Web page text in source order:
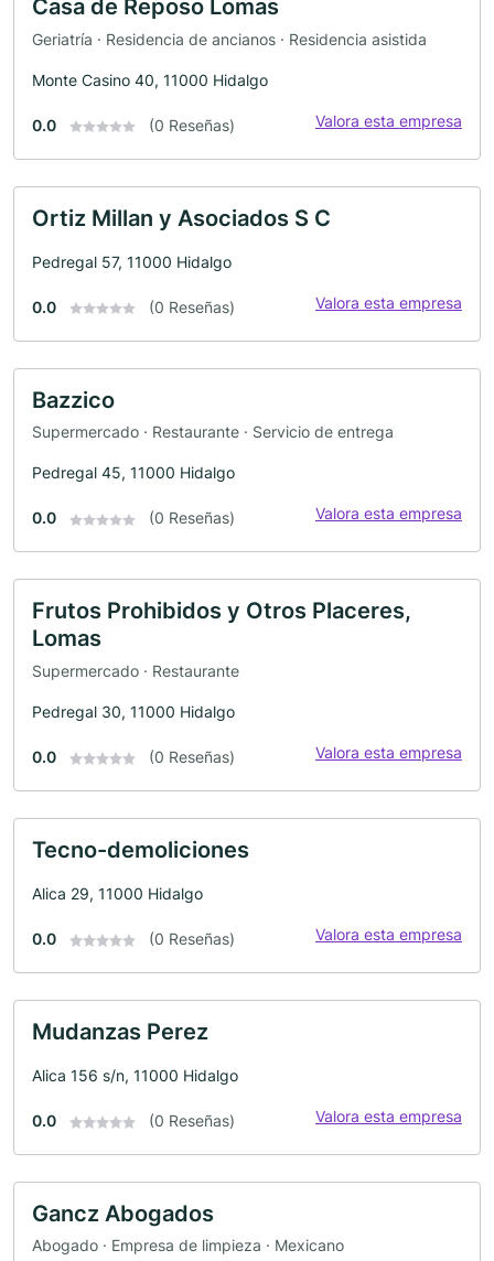
Casa de Reposo Lomas
Geriatría · Residencia de ancianos · Residencia asistida
Monte Casino 40, 11000 Hidalgo
0.0 (0 Reseñas) Valora esta empresa
Ortiz Millan y Asociados S C
Pedregal 57, 11000 Hidalgo
0.0 (0 Reseñas) Valora esta empresa
Bazzico
Supermercado · Restaurante · Servicio de entrega
Pedregal 45, 11000 Hidalgo
0.0 (0 Reseñas) Valora esta empresa
Frutos Prohibidos y Otros Placeres,
Lomas
Supermercado · Restaurante
Pedregal 30, 11000 Hidalgo
0.0 (0 Reseñas) Valora esta empresa
Tecno-demoliciones
Alica 29, 11000 Hidalgo
0.0 (0 Reseñas) Valora esta empresa
Mudanzas Perez
Alica 156 s/n, 11000 Hidalgo
0.0 (0 Reseñas) Valora esta empresa
Gancz Abogados
Abogado · Empresa de limpieza · Mexicano